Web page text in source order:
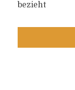
bezieht